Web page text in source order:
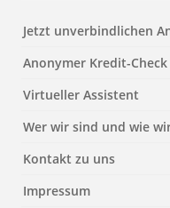
Jetzt unverbindlichen
Anonymer Kredit-Check
Virtueller Assistent
Wer wir sind und wie
Kontakt zu uns
Impressum